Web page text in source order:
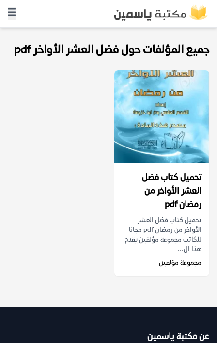
جميع المؤلفات حول فضل العشر الأواخر pdf
تحميل كتاب فضل
العشر الأواخر من
رمضان pdf
تحميل كتاب فضل العشر
الأواخر من رمضان pdf مجانا
للكاتب مجموعة مؤلفين يقدم
هذا ال...
مجموعة مؤلفين
عن مكتبة ياسمين